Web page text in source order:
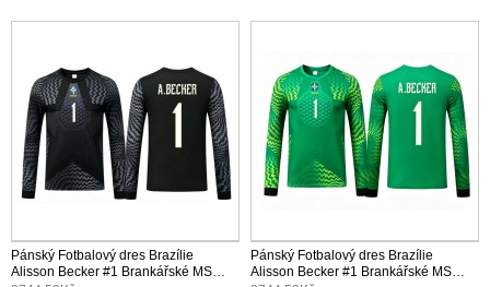
Pánský Fotbalový dres Brazílie
Alisson Becker #1 Brankářské MS
Pánský Fotbalový dres Brazílie
Alisson Becker #1 Brankářské MS